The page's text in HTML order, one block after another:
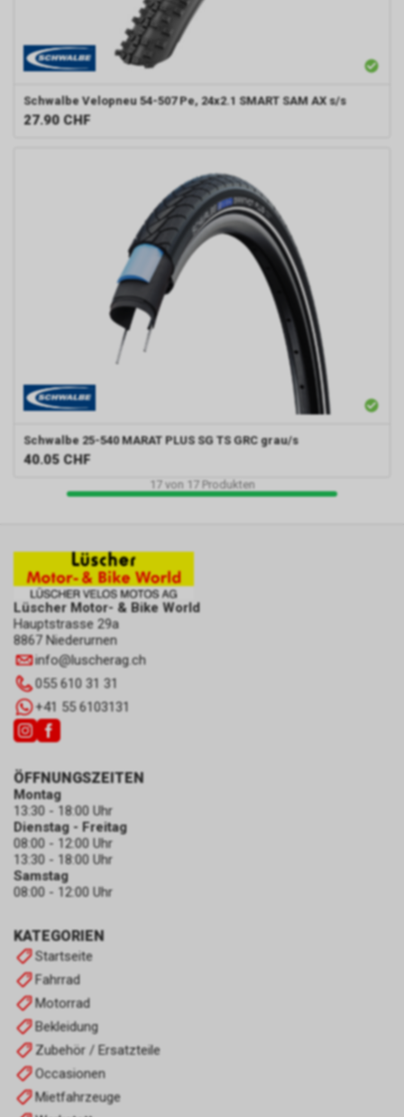
Schwalbe Velopneu 54-507 Pe, 24x2.1 SMART SAM AX s/s
27.90 CHF
Schwalbe 25-540 MARAT PLUS SG TS GRC grau/s
40.05 CHF
17von 17Produkten
Lüscher Motor- & Bike World
Hauptstrasse 29a
8867 Niederurnen
info@luscherag.ch
055 610 31 31
+41 55 6103131
KATEGORIEN
Startseite
Fahrrad
Motorrad
Bekleidung
Zubehör / Ersatzteile
Occasionen
Mietfahrzeuge
ÖFFNUNGSZEITEN
Montag
13:30 - 18:00 Uhr
Dienstag - Freitag
08:00 - 12:00 Uhr
13:30 - 18:00 Uhr
Samstag
08:00 - 12:00 Uhr